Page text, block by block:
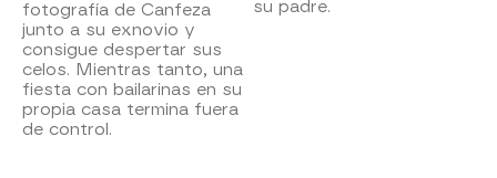
fotografía de Canfeza
junto a su exnovio y
consigue despertar sus
celos. Mientras tanto, una
fiesta con bailarinas en su
propia casa termina fuera
de control.
su padre.